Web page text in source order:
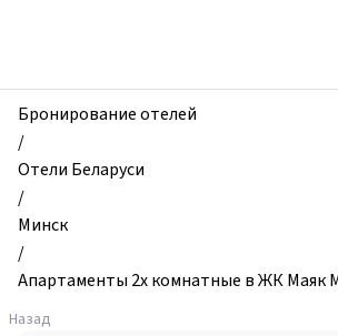
и
квартиры,
Апартаменты
2х
комнатные
ЖК
Маяк
Минска,
Бронирование отелей
/
Отели Беларуси
/
Минск
/
Апартаменты 2х комнатные в ЖК Маяк
Назад